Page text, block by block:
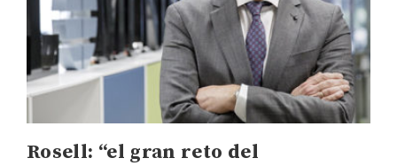
Rosell: “el gran reto del